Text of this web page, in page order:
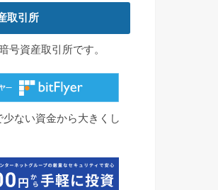
取引所
号資産取引所です。
少ない資金から大きくし